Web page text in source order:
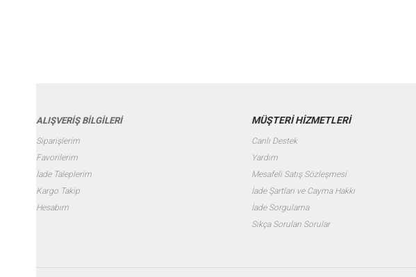
ALIŞVERİŞ BİLGİLERİ
Siparişlerim
Favorilerim
İade Taleplerim
Kargo Takip
Hesabım
MÜŞTERİ HİZMETLERİ
Canlı Destek
Yardım
Mesafeli Satış Sözleşmesi
İade Şartları ve Cayma Hakkı
İade Sorgulama
Sıkça Sorulan Sorular